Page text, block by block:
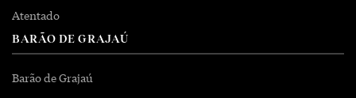
Atentado
BARÃO DE GRAJAÚ
Barão de Grajaú